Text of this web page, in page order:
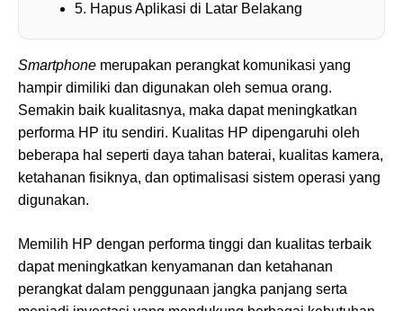
5. Hapus Aplikasi di Latar Belakang
Smartphone merupakan perangkat komunikasi yang
hampir dimiliki dan digunakan oleh semua orang.
Semakin baik kualitasnya, maka dapat meningkatkan
performa HP itu sendiri. Kualitas HP dipengaruhi oleh
beberapa hal seperti daya tahan baterai, kualitas kamera,
ketahanan fisiknya, dan optimalisasi sistem operasi yang
digunakan.
Memilih HP dengan performa tinggi dan kualitas terbaik
dapat meningkatkan kenyamanan dan ketahanan
perangkat dalam penggunaan jangka panjang serta